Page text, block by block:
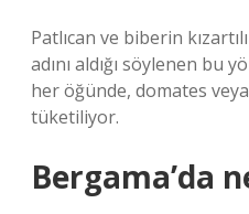
Patlıcan ve biberin
adını aldığı söylenen bu
her öğünde, domates
tüketiliyor.
Bergama’da